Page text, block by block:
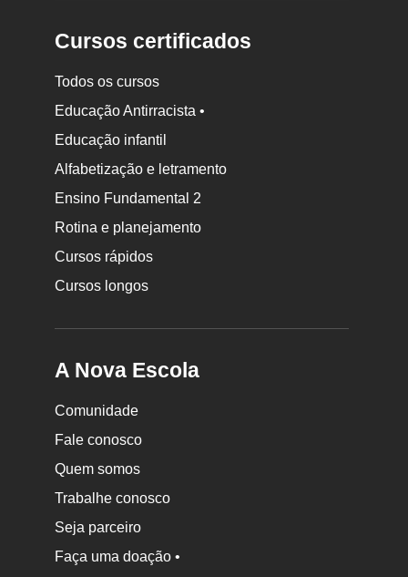
Cursos certificados
Todos os cursos
Educação Antirracista •
Educação infantil
Alfabetização e letramento
Ensino Fundamental 2
Rotina e planejamento
Cursos rápidos
Cursos longos
A Nova Escola
Comunidade
Fale conosco
Quem somos
Trabalhe conosco
Seja parceiro
Faça uma doação •